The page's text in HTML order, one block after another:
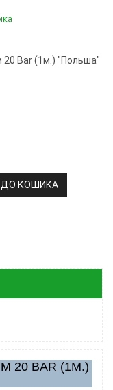
Bar (1м.) "Польша"
КОШИКА
20 BAR (1М.)